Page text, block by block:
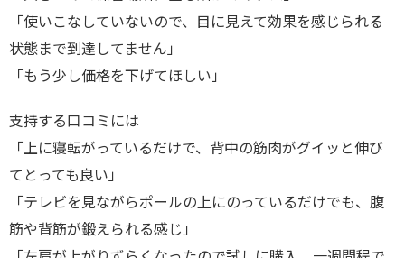
「使いこなしていないので、目に見えて効果を感じられる
状態まで到達してません」
「もう少し価格を下げてほしい」
支持する口コミには
「上に寝転がっているだけで、背中の筋肉がグイッと伸び
てとっても良い」
「テレビを見ながらポールの上にのっているだけでも、腹
筋や背筋が鍛えられる感じ」